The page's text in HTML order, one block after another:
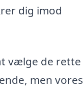
dig imod
vælge de rette
men vores